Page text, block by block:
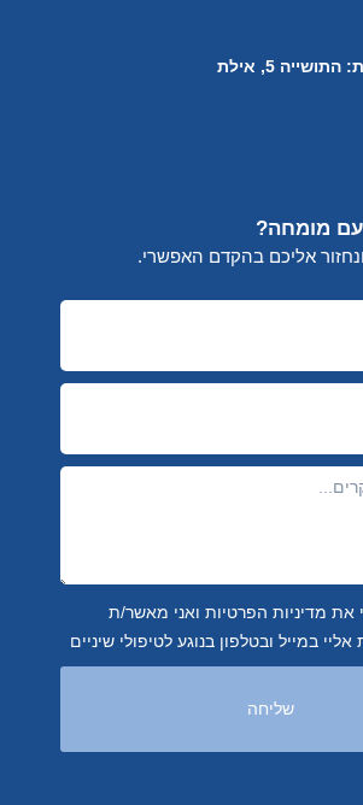
5, אילת
עם מומחה?
אליכם בהקדם האפשרי.
את מדיניות הפרטיות ואני מאשר/ת
במייל ובטלפון בנוגע לטיפולי שיניים
שליחה